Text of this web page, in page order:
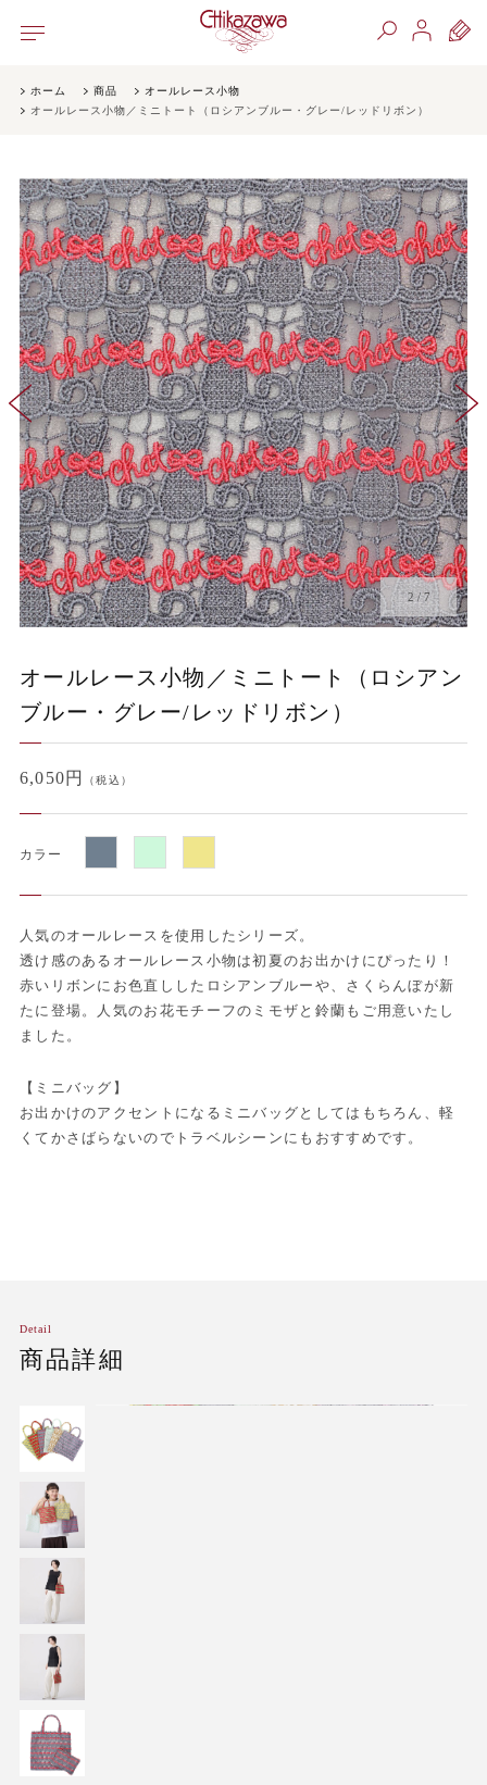
ホーム 商品
オールレース小物
オールレース小物／ミニトート（ロシアンブルー・グレー/レッドリボン）
2/7
オールレース小物／ミニトート（ロシアン
ブルー・グレー/レッドリボン）
6,050円 （税込）
カラー
人気のオールレースを使用したシリーズ。
透け感のあるオールレース小物は初夏のお出かけにぴったり！
赤いリボンにお色直ししたロシアンブルーや、さくらんぼが新
たに登場。人気のお花モチーフのミモザと鈴蘭もご用意いたし
ました。
【ミニバッグ】
お出かけのアクセントになるミニバッグとしてはもちろん、軽
くてかさばらないのでトラベルシーンにもおすすめです。
商品詳細
Detail